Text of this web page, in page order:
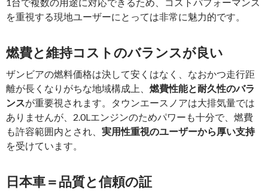
を重視する現地ユーザーにとっては非常に魅力的です。
燃費と維持コストのバランスが良い
ザンビアの燃料価格は決して安くはなく、なおかつ走行距
離が長くなりがちな地域構成上、 燃費性能と耐久性のバラ
ンスが重要視されます。タウンエースノアは大排気量では
ありませんが、2.0Lエンジンのためパワーも十分で、燃費
も許容範囲内とされ、 実用性重視のユーザーから厚い支持
を受けています。
日本車＝品質と信頼の証